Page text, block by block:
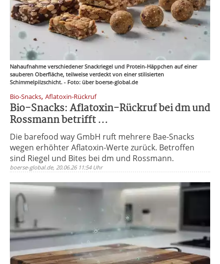
Nahaufnahme verschiedener Snackriegel und Protein-Häppchen auf einer
sauberen Oberfläche, teilweise verdeckt von einer stilisierten
Schimmelpilzschicht. - Foto: über boerse-global.de
Bio-Snacks, Aflatoxin-Rückruf
Bio-Snacks: Aflatoxin-Rückruf bei dm und
Rossmann betrifft ...
Die barefood way GmbH ruft mehrere Bae-Snacks
wegen erhöhter Aflatoxin-Werte zurück. Betroffen
sind Riegel und Bites bei dm und Rossmann.
boerse-global.de, 20.06.26 11:54 Uhr